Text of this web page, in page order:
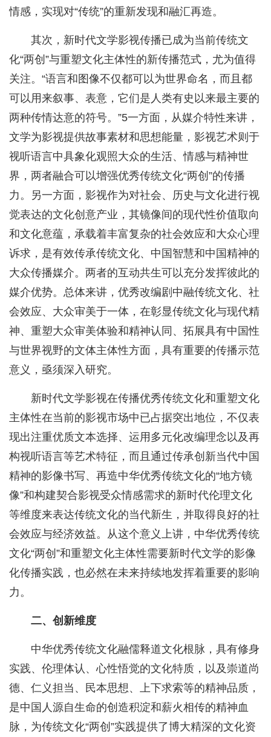
情感，实现对“传统”的重新发现和融汇再造。
其次，新时代文学影视传播已成为当前传统文
化“两创”与重塑文化主体性的新传播范式，尤为值得
关注。“语言和图像不仅都可以为世界命名，而且都
可以用来叙事、表意，它们是人类有史以来最主要的
两种传情达意的符号。”5一方面，从媒介特性来讲，
文学为影视提供故事素材和思想能量，影视艺术则于
视听语言中具象化观照大众的生活、情感与精神世
界，两者融合可以增强优秀传统文化“两创”的传播
力。另一方面，影视作为对社会、历史与文化进行视
觉表达的文化创意产业，其镜像间的现代性价值取向
和文化意蕴，承载着丰富复杂的社会效应和大众心理
诉求，是有效传承传统文化、中国智慧和中国精神的
大众传播媒介。两者的互动共生可以充分发挥彼此的
媒介优势。总体来讲，优秀改编剧中融传统文化、社
会效应、大众审美于一体，在彰显传统文化与现代精
神、重塑大众审美体验和精神认同、拓展具有中国性
与世界视野的文体主体性方面，具有重要的传播示范
意义，亟须深入研究。
新时代文学影视在传播优秀传统文化和重塑文化
主体性在当前的影视市场中已占据突出地位，不仅表
现出注重优质文本选择、运用多元化改编理念以及再
构视听语言等艺术特征，而且通过传承创新当代中国
精神的影像书写、再造中华优秀传统文化的“地方镜
像”和构建契合影视受众情感需求的新时代伦理文化
等维度来表达传统文化的当代新生，并取得良好的社
会效应与经济效益。从这个意义上讲，中华优秀传统
文化“两创”和重塑文化主体性需要新时代文学的影像
化传播实践，也必然在未来持续地发挥着重要的影响
力。
二、创新维度
中华优秀传统文化融儒释道文化根脉，具有修身
实践、伦理体认、心性悟觉的文化特质，以及崇道尚
德、仁义担当、民本思想、上下求索等的精神品质，
是中国人源自生命的创造积淀和薪火相传的精神血
脉，为传统文化“两创”实践提供了博大精深的文化资